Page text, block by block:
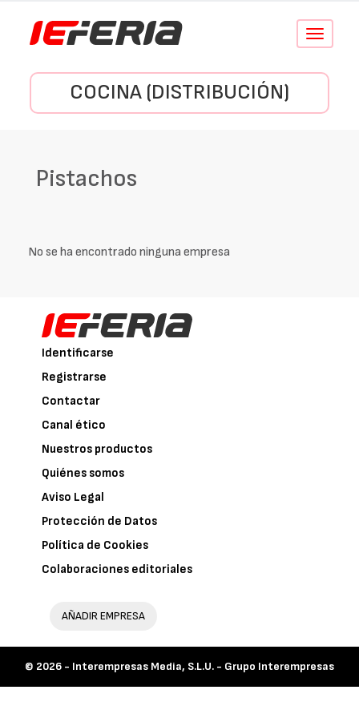
Conmutar
COCINA (DISTRIBUCIÓN)
Pistachos
No se ha encontrado ninguna empresa
Identificarse
Registrarse
Contactar
Canal ético
Nuestros productos
Quiénes somos
Aviso Legal
Protección de Datos
Política de Cookies
Colaboraciones editoriales
AÑADIR EMPRESA
© 2026 - Interempresas Media, S.L.U. - Grupo Interempresas